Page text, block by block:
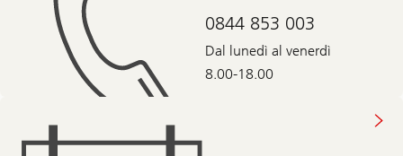
0844 853 003
Dal lunedì al venerdì
8.00-18.00